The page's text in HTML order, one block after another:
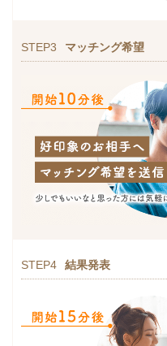
STEP3 マッチング希望
STEP4 結果発表